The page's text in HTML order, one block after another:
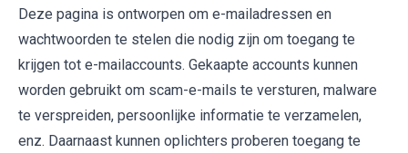
Deze pagina is ontworpen om e-mailadressen en
wachtwoorden te stelen die nodig zijn om toegang te
krijgen tot e-mailaccounts. Gekaapte accounts kunnen
worden gebruikt om scam-e-mails te versturen, malware
te verspreiden, persoonlijke informatie te verzamelen,
enz. Daarnaast kunnen oplichters proberen toegang te